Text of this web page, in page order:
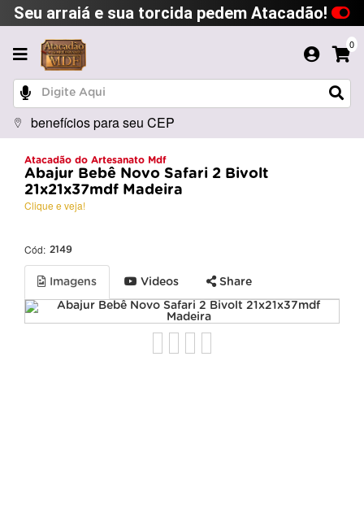
Seu arraiá e sua torcida pedem Atacadão!
0
benefícios para seu CEP
Atacadão do Artesanato Mdf
Abajur Bebê Novo Safari 2 Bivolt
21x21x37mdf Madeira
Clique e veja!
Cód: 2149
Imagens Videos Share